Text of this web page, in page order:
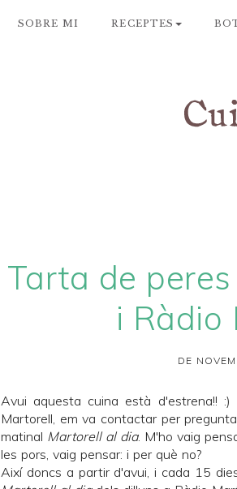
SOBRE MI RECEPTES
Tarta de peres
i Ràdio
DE
Avui aquesta cuina està d'estrena!!
Martorell, em va contactar per
matinal Martorell al dia. M'ho vaig
les pors, vaig pensar: i per què no?
Així doncs a partir d'avui, i cada 15